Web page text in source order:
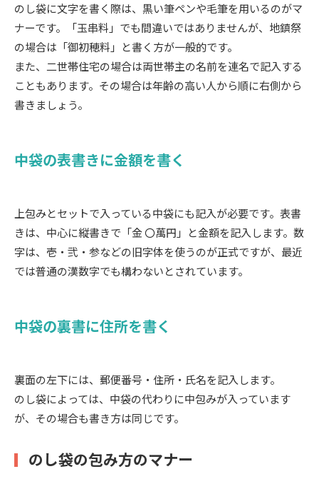
のし袋に文字を書く際は、黒い筆ペンや毛筆を用いるのがマ
ナーです。「玉串料」でも間違いではありませんが、地鎮祭
の場合は「御初穂料」と書く方が一般的です。
また、二世帯住宅の場合は両世帯主の名前を連名で記入する
こともあります。その場合は年齢の高い人から順に右側から
書きましょう。
中袋の表書きに金額を書く
上包みとセットで入っている中袋にも記入が必要です。表書
きは、中心に縦書きで「金 〇萬円」と金額を記入します。数
字は、壱・弐・参などの旧字体を使うのが正式ですが、最近
では普通の漢数字でも構わないとされています。
中袋の裏書に住所を書く
裏面の左下には、郵便番号・住所・氏名を記入します。
のし袋によっては、中袋の代わりに中包みが入っています
が、その場合も書き方は同じです。
のし袋の包み方のマナー